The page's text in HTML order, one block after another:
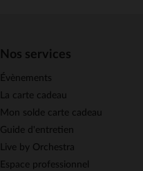
Nos services
Évènements
La carte cadeau
Mon solde carte cadeau
Guide d'entretien
Live by Orchestra
Espace professionnel